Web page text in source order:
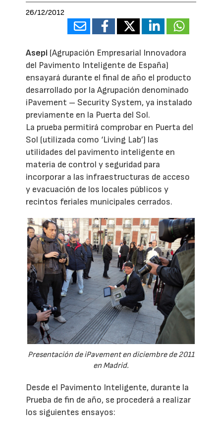
26/12/2012
Asepi (Agrupación Empresarial Innovadora
del Pavimento Inteligente de España)
ensayará durante el final de año el producto
desarrollado por la Agrupación denominado
iPavement – Security System, ya instalado
previamente en la Puerta del Sol.
La prueba permitirá comprobar en Puerta del
Sol (utilizada como ‘Living Lab’) las
utilidades del pavimento inteligente en
materia de control y seguridad para
incorporar a las infraestructuras de acceso
y evacuación de los locales públicos y
recintos feriales municipales cerrados.
Presentación de iPavement en diciembre de 2011
en Madrid.
Desde el Pavimento Inteligente, durante la
Prueba de fin de año, se procederá a realizar
los siguientes ensayos: